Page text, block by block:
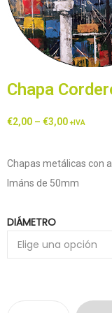
Chapa
€2,00 – €3,00 +IVA
Chapas metálicas con
Imáns de 50mm
DIÁMETRO